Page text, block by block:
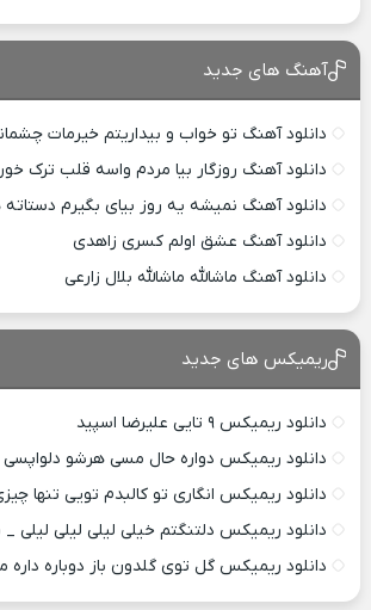
آهنگ های جدید
دانلود آهنگ تو خواب و بیداریتم خیرمات
دانلود آهنگ روزگار بیا مردم واسه قلب ترک
دانلود آهنگ نمیشه یه روز بیای بگیرم
دانلود آهنگ عشق اولم کسری زاهدی
دانلود آهنگ ماشالله ماشالله بلال زارعی
ریمیکس های جدید
دانلود ریمیکس ۹ تایی علیرضا اسپید
دانلود ریمیکس دواره حال مسی هرشو دلواپسی
دانلود ریمیکس انگاری تو کالبدم تویی تنها
دانلود ریمیکس دلتنگتم خیلی لیلی لیلی لیلی
دانلود ریمیکس گل توی گلدون باز دوباره